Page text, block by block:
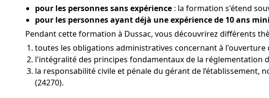
pour les personnes sans expérience : la formation s'étend
pour les personnes ayant déjà une expérience de 10 ans
Pendant cette formation à Dussac, vous découvrirez différents
toutes les obligations administratives concernant à
l'intégralité des principes fondamentaux de la réglementation
la responsabilité civile et pénale du gérant de l’établissement,
(24270).